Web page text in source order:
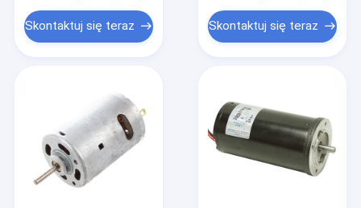
Skontaktuj się teraz Skontaktuj się teraz